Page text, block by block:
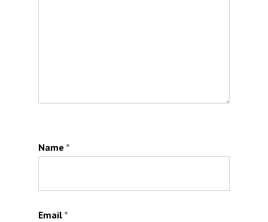
Name *
Email *